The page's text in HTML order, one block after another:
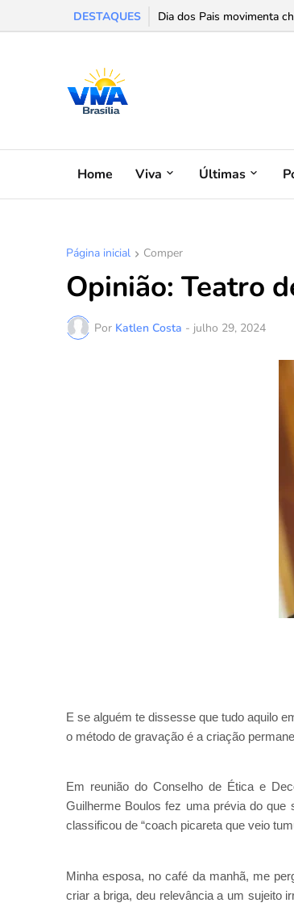
DESTAQUES Dia dos Pais movimenta
Home Viva Últimas
Página inicial Comper
Opinião: Teatro
Por Katlen Costa - julho 29, 2024
E se alguém te dissesse que tudo aquilo
o método de gravação é a criação
Em reunião do Conselho de Ética e
Guilherme Boulos fez uma prévia do que
classificou de “coach picareta que veio
Minha esposa, no café da manhã, me
criar a briga, deu relevância a um sujeito